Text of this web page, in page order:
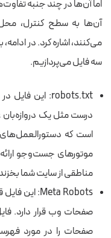
اما آن‌ها در چند جنبه
آن‌ها به سطح کنترل،
می‌کنند، اشاره کرد. در
سه فایل می‌پردازیم.
درست مثل یک
است که
موتورهای جست‌وجو
مناطقی از سایت شما